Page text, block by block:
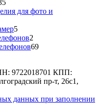
235
товаров
для фото и
55
товаров
2
товара
6969
9722018701 КПП:
пр-т, 26с1,
данных при заполнении